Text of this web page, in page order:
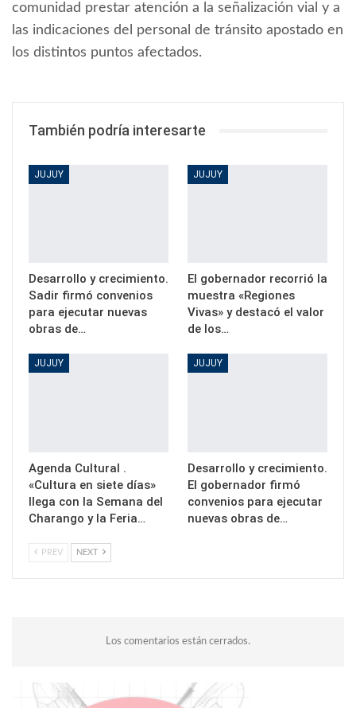
comunidad prestar atención a la señalización vial y a
las indicaciones del personal de tránsito apostado en
los distintos puntos afectados.
También podría interesarte
JUJUY
Desarrollo y crecimiento.
Sadir firmó convenios
para ejecutar nuevas
obras de…
JUJUY
El gobernador recorrió la
muestra «Regiones
Vivas» y destacó el valor
de los…
JUJUY
Agenda Cultural .
«Cultura en siete días»
llega con la Semana del
Charango y la Feria…
JUJUY
Desarrollo y crecimiento.
El gobernador firmó
convenios para ejecutar
nuevas obras de…
PREV NEXT
Los comentarios están cerrados.